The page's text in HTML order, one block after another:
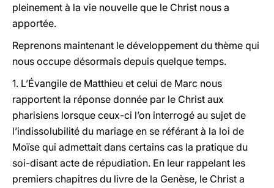
pleinement à la vie nouvelle que le Christ nous a
apportée.
Reprenons maintenant le développement du thème qui
nous occupe désormais depuis quelque temps.
1. L’Évangile de Matthieu et celui de Marc nous
rapportent la réponse donnée par le Christ aux
pharisiens lorsque ceux-ci l’on interrogé au sujet de
l’indissolubilité du mariage en se référant à la loi de
Moïse qui admettait dans certains cas la pratique du
soi-disant acte de répudiation. En leur rappelant les
premiers chapitres du livre de la Genèse, le Christ a